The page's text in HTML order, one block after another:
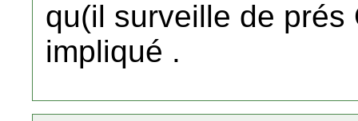
qu(il surveille de prés
impliqué .